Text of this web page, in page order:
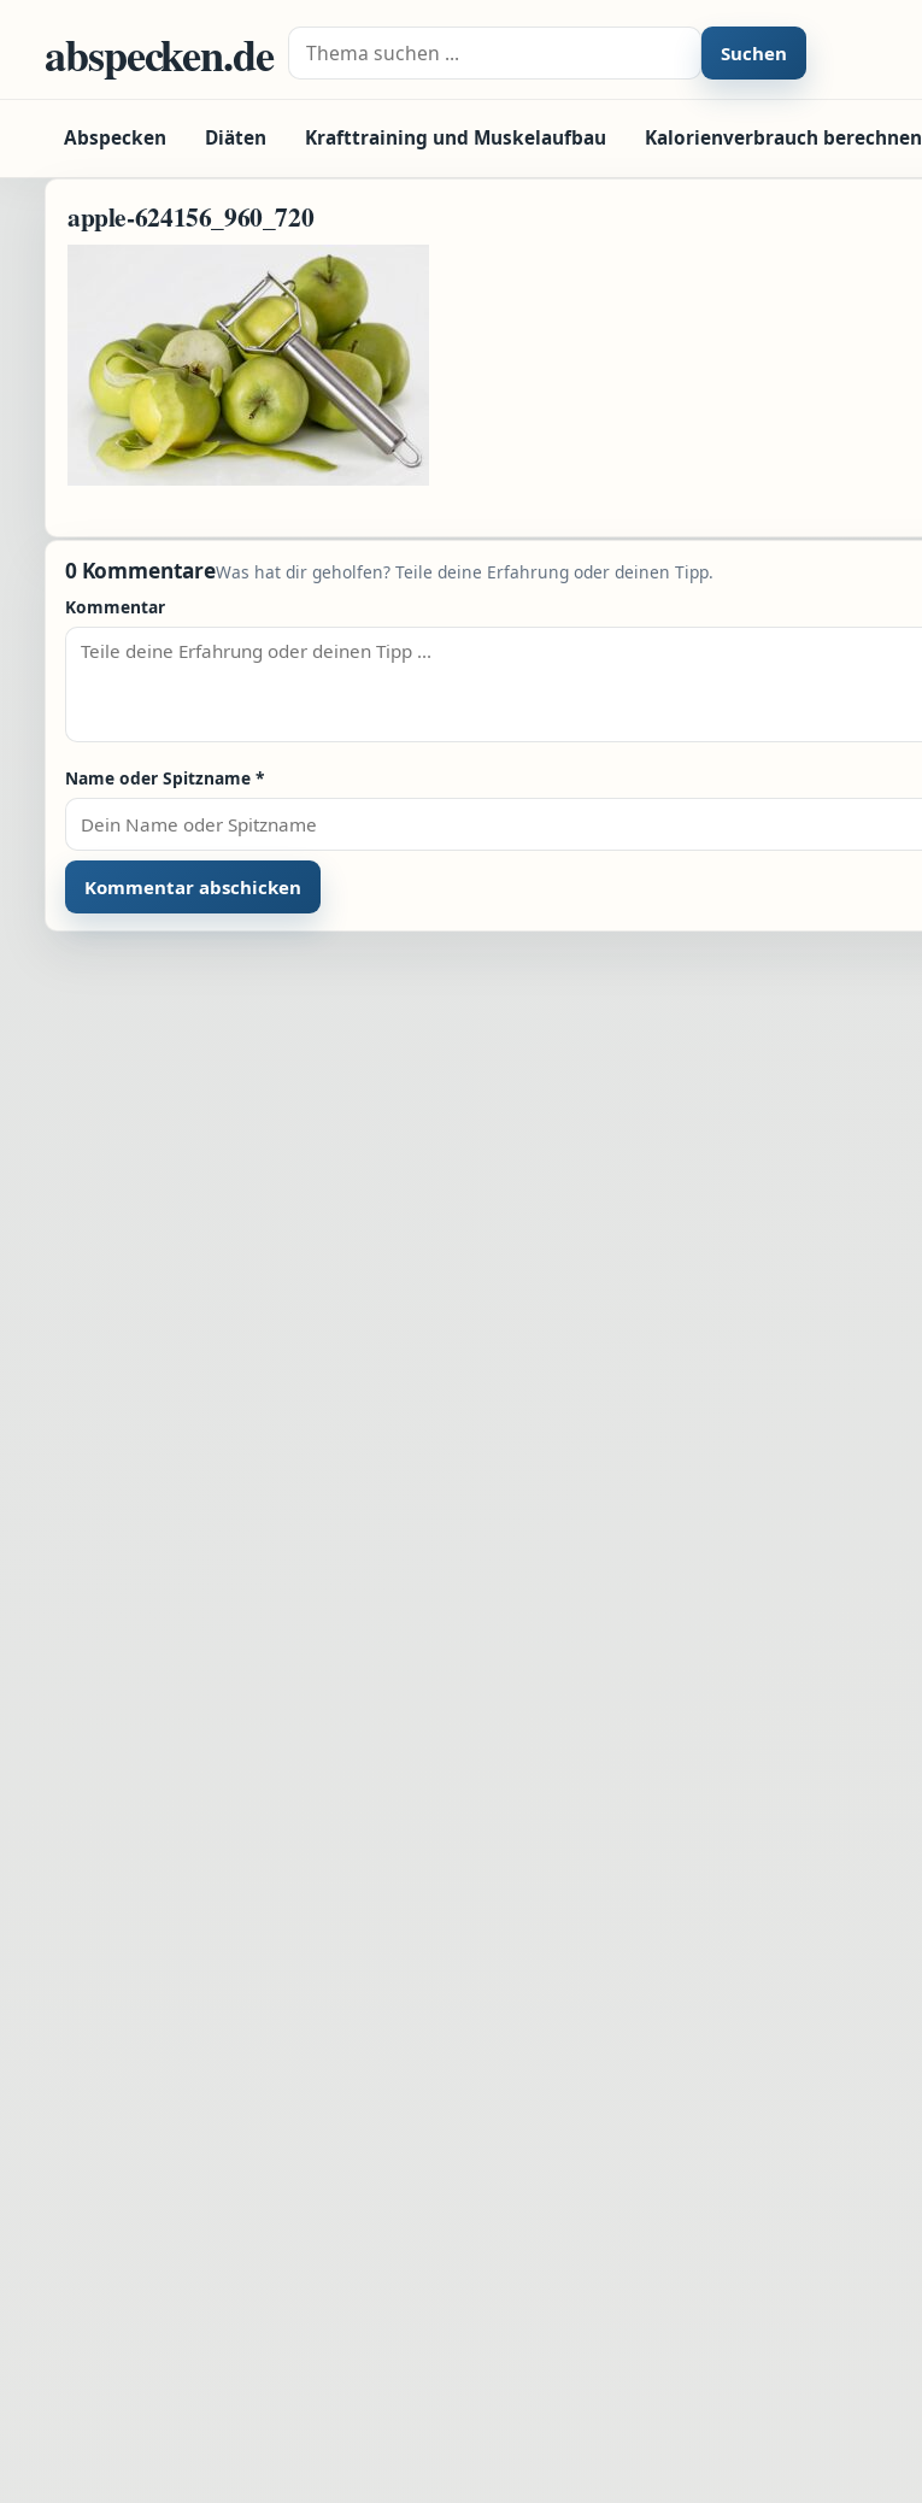
abspecken.de Suche nach: Suchen
Abspecken Diäten Krafttraining und Muskelaufbau Kalorienverbrauch berechnen
apple-624156_960_720
0 KommentareWas hat dir geholfen? Teile deine Erfahrung oder deinen Tipp.
Kommentar
Name oder Spitzname *